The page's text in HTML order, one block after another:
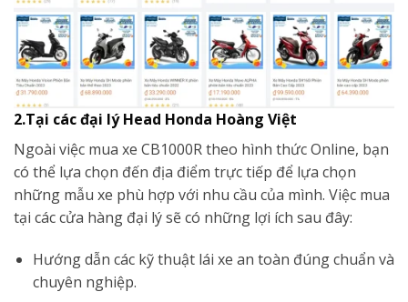
2.Tại các đại lý Head Honda Hoàng Việt
Ngoài việc mua xe CB1000R theo hình thức Online, bạn
có thể lựa chọn đến địa điểm trực tiếp để lựa chọn
những mẫu xe phù hợp với nhu cầu của mình. Việc mua
tại các cửa hàng đại lý sẽ có những lợi ích sau đây:
Hướng dẫn các kỹ thuật lái xe an toàn đúng chuẩn và
chuyên nghiệp.